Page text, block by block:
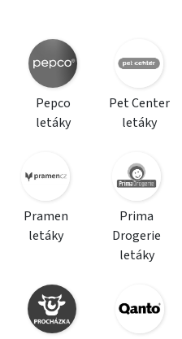
Pepco
letáky
Pet Center
letáky
Pramen
letáky
Prima
Drogerie
letáky